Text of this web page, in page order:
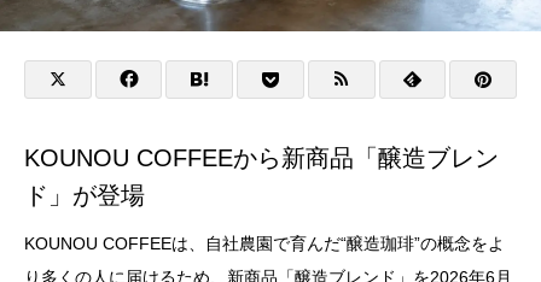
KOUNOU COFFEEから新商品「醸造ブレン
ド」が登場
KOUNOU COFFEEは、自社農園で育んだ“醸造珈琲”の概念をよ
り多くの人に届けるため、新商品「醸造ブレンド」を2026年6月